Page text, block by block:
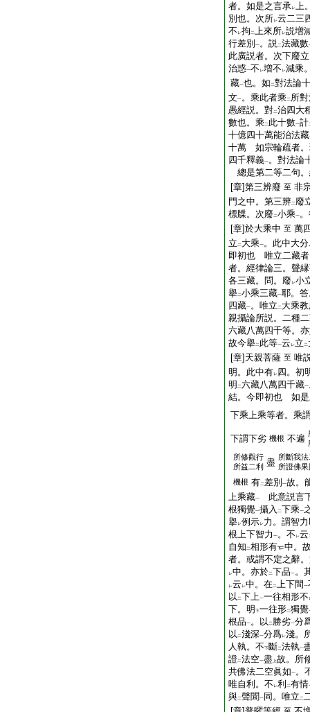
者。如是之言承レ上
別也。次所レ云二三
不 レ拘 二上來所レ説増
行差別 一。説二法藏數
此廣説者。次下廢
治惑一不 レ増不 レ減乘
藏一也。如 二對法論
文一。乘此者乘 二 所
愚經説。對二治四大
數也。乘 二 此十數一計
十億四十萬能治法藏
十萬 如宗輪疏者。
四千釋義一。對法論
總是第二等二句
[章]第三辨廢 至 非
門之中。第三辨二 廢
標牒。次廢 二小乘一
[章]於大乘中 至 萬
立 二 大乘一。此中大
即初也 唯立二藏
者。經律論三。聲
各三藏。問。廢 レ小
擧二小乘三藏一耶。
四藏一。唯立 二 大乘
親攝論所説。二種
六藏八萬四千等。
故今擧二 此等一云 レ立 二
[章]天親菩薩 至 唯
明。此中有レ四。初
明 二六藏八萬四千藏一
結。今即初也 如
下乘上乘等者。乘
下謂下劣 機根 不遍
所修觀行
所益二利 盡 所斷我
所證佛
機根 有二差別 一故。
上乘藏一
此意説言
根獨覺一攝入 二下乘一
擧レ例示レ力。謂智
根上下智力 一。不 レ云
自知 二相形有
中。
者。或謂不定之辭
レ中。亦於二下品一。
レ云 レ中。在二上下間 一
以 二下上一一往相形不
下。明 下一往形二獨覺
根品一。以 二 勝劣一分
以 二淺深一分爲レ淺。
人執。不下斷二法執一
證二法空一盡 上故。所
共佛法二空眞如一。
唯自利。不 レ利 二有情
與二聲聞一 同。唯立 二